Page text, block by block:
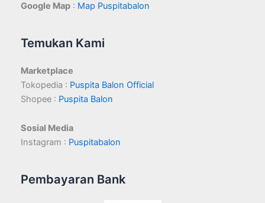
Google Map : Map Puspitabalon
Temukan Kami
Marketplace
Tokopedia : Puspita Balon Official
Shopee : Puspita Balon
Sosial Media
Instagram : Puspitabalon
Pembayaran Bank